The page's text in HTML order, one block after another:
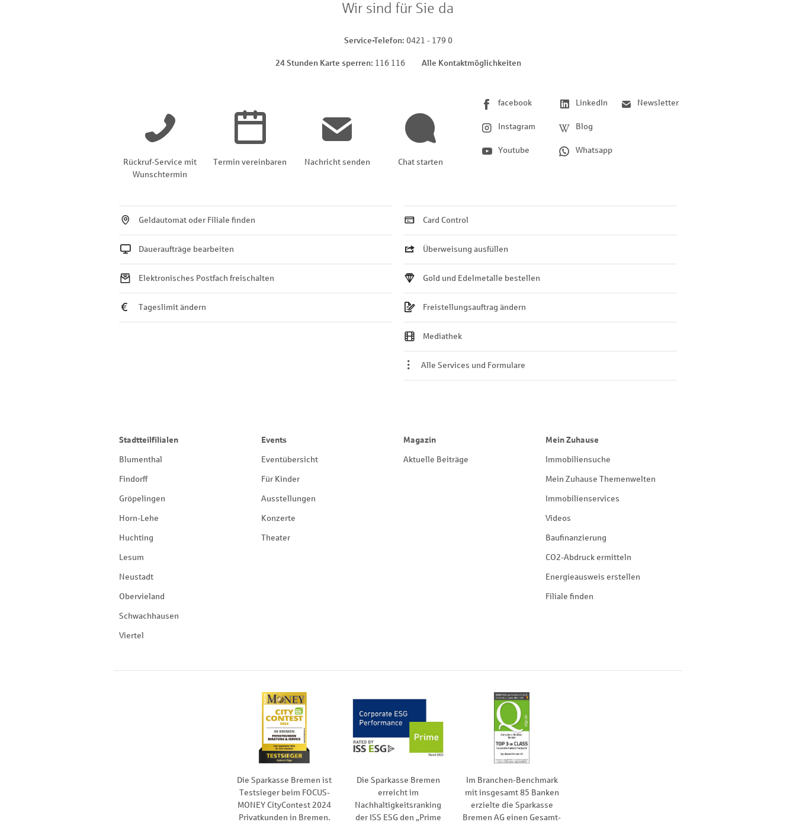
Wir sind für Sie da
Service-Telefon 0421 - 179 0
24 Stunden Karte sperren 116 116 Alle Kontaktmöglichkeiten
Rückruf-Service mit
Wunschtermin
Termin vereinbaren Nachricht senden Chat starten
facebook
Instagram
Youtube
LinkedIn
Blog
Whatsapp
Newsletter
Geldautomat oder Filiale finden
Daueraufträge bearbeiten
Elektronisches Postfach freischalten
Tageslimit ändern
Card Control
Überweisung ausfüllen
Gold und Edelmetalle bestellen
Freistellungsauftrag ändern
Mediathek
Alle Services und Formulare
Stadtteilfilialen
Blumenthal
Findorff
Gröpelingen
Horn-Lehe
Huchting
Lesum
Neustadt
Obervieland
Schwachhausen
Viertel
Events
Eventübersicht
Für Kinder
Ausstellungen
Konzerte
Theater
Magazin
Aktuelle Beiträge
Mein Zuhause
Immobiliensuche
Mein Zuhause Themenwelten
Immobilienservices
Videos
Baufinanzierung
CO2-Abdruck ermitteln
Energieausweis erstellen
Filiale finden
Die Sparkasse Bremen ist
Testsieger beim FOCUS-
MONEY CityContest 2024
Privatkunden in Bremen.
Die Sparkasse Bremen
erreicht im
Nachhaltigkeitsranking
der ISS ESG den „Prime
Im Branchen-Benchmark
mit insgesamt 85 Banken
erzielte die Sparkasse
Bremen AG einen Gesamt-